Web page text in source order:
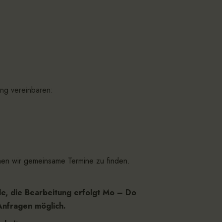
vereinbaren:
wir gemeinsame Termine zu finden.
die Bearbeitung erfolgt Mo – Do
möglich.